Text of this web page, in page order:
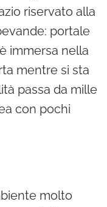
riservato alla
portale
immersa nella
mentre si sta
passa da mille
con pochi
molto